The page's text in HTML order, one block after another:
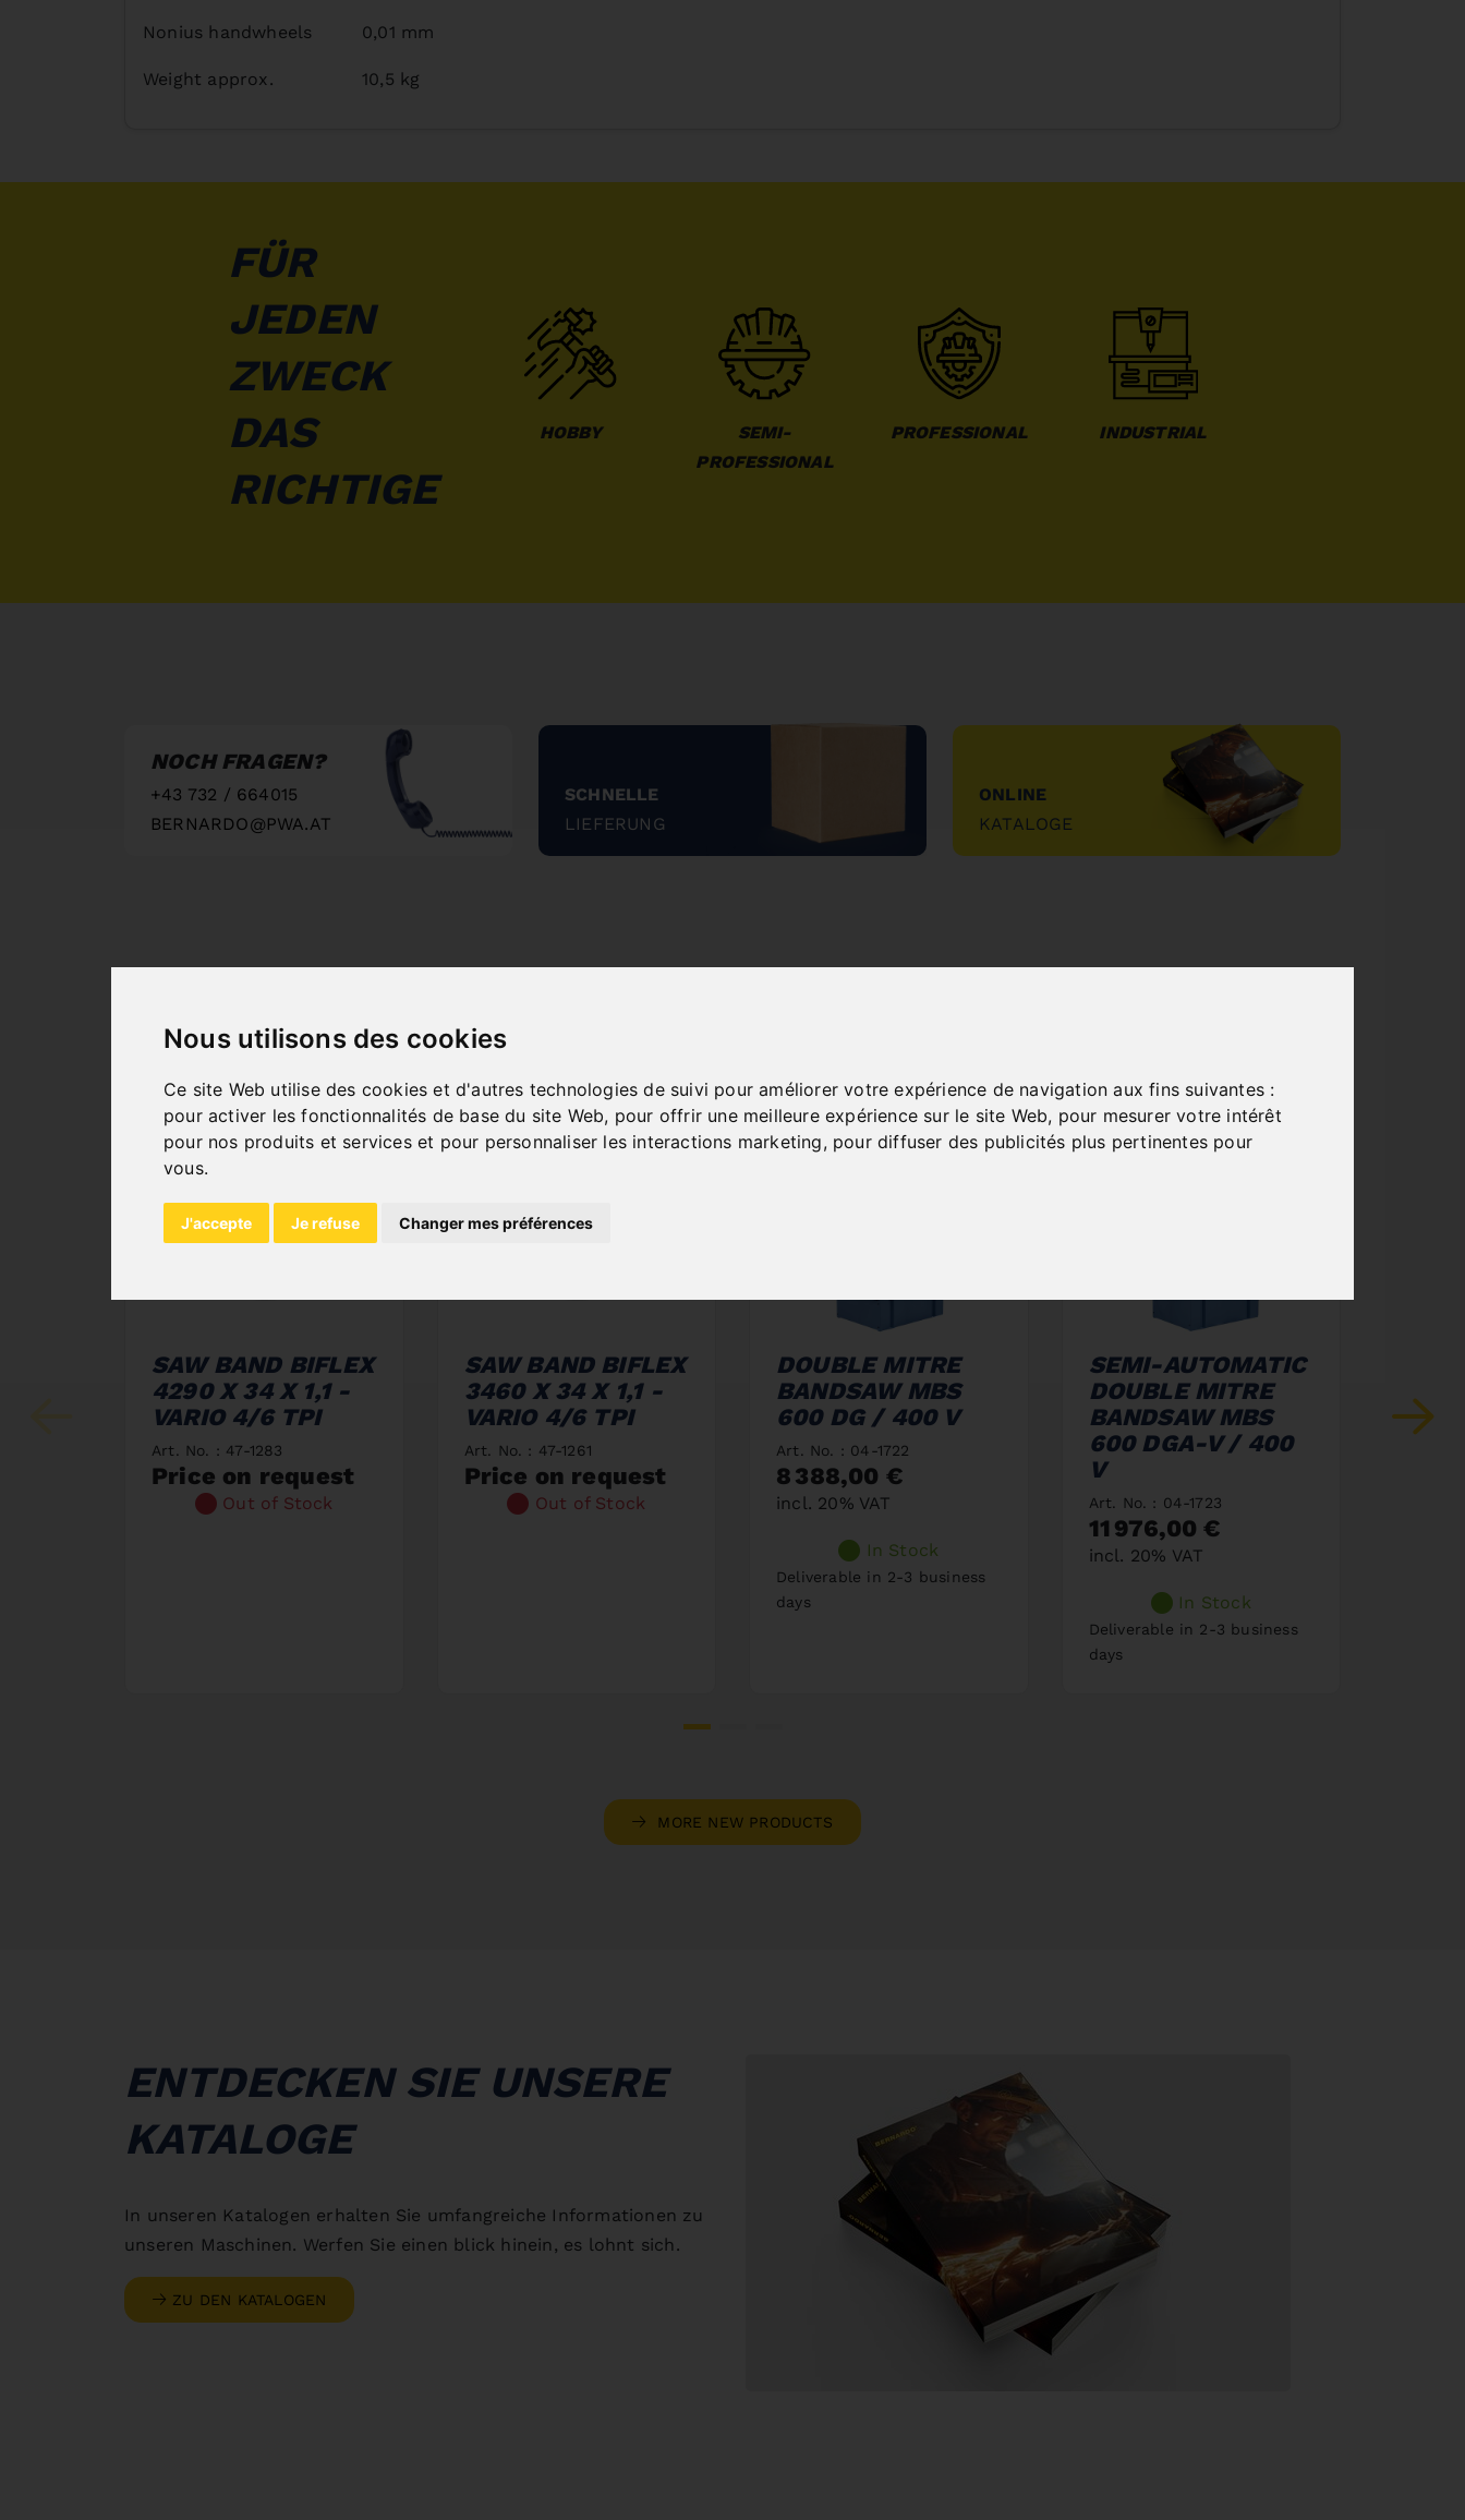
Nous utilisons des cookies
Ce site Web utilise des cookies et d'autres technologies de suivi pour améliorer votre expérience de navigation aux fins suivantes :
pour activer les fonctionnalités de base du site Web, pour offrir une meilleure expérience sur le site Web, pour mesurer votre intérêt
pour nos produits et services et pour personnaliser les interactions marketing, pour diffuser des publicités plus pertinentes pour
vous.
J'accepte Je refuse Changer mes préférences
Nonius handwheels 0,01 mm
Weight approx. 10,5 kg
FÜR
JEDEN
ZWECK
DAS
RICHTIGE
HOBBY
SEMI-
PROFESSIONAL
PROFESSIONAL INDUSTRIAL
NOCH FRAGEN?
+43 732 / 664015
BERNARDO@PWA.AT
SCHNELLE
LIEFERUNG
"
ONLINE
KATALOGE
"
SAW BAND BIFLEX
4290 X 34 X 1,1 -
VARIO 4/6 TPI
Art. No. : 47-1283
Price on request
Out of Stock
SAW BAND BIFLEX
3460 X 34 X 1,1 -
VARIO 4/6 TPI
Art. No. : 47-1261
Price on request
Out of Stock
DOUBLE MITRE
BANDSAW MBS
600 DG / 400 V
Art. No. : 04-1722
8 388,00 €
incl. 20% VAT
In Stock
Deliverable in 2-3 business
days
SEMI-AUTOMATIC
DOUBLE MITRE
BANDSAW MBS
600 DGA-V / 400
V
Art. No. : 04-1723
11 976,00 €
incl. 20% VAT
In Stock
Deliverable in 2-3 business
days
400
MORE NEW PRODUCTS
ENTDECKEN SIE UNSERE
KATALOGE
In unseren Katalogen erhalten Sie umfangreiche Informationen zu
unseren Maschinen. Werfen Sie einen blick hinein, es lohnt sich.
ZU DEN KATALOGEN